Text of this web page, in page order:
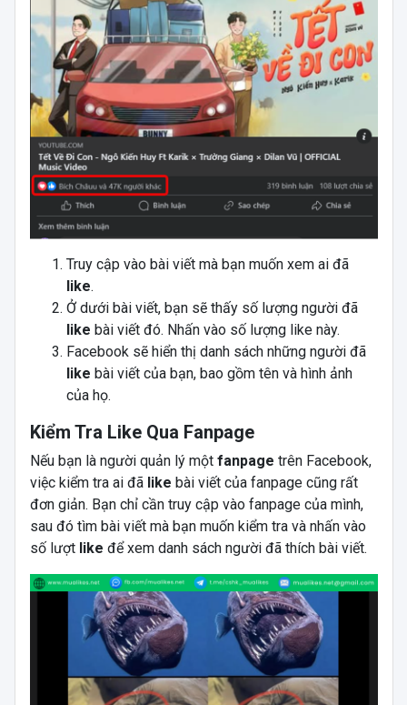
Truy cập vào bài viết mà bạn muốn xem ai đã
like.
Ở dưới bài viết, bạn sẽ thấy số lượng người đã
like bài viết đó. Nhấn vào số lượng like này.
Facebook sẽ hiển thị danh sách những người đã
like bài viết của bạn, bao gồm tên và hình ảnh
của họ.
Kiểm Tra Like Qua Fanpage
Nếu bạn là người quản lý một fanpage trên Facebook,
việc kiểm tra ai đã like bài viết của fanpage cũng rất
đơn giản. Bạn chỉ cần truy cập vào fanpage của mình,
sau đó tìm bài viết mà bạn muốn kiểm tra và nhấn vào
số lượt like để xem danh sách người đã thích bài viết.